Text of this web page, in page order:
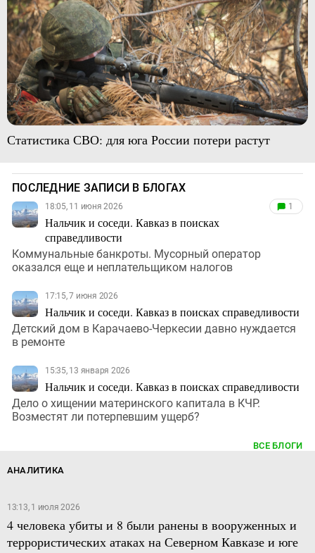
Статистика СВО: для юга России потери растут
ПОСЛЕДНИЕ ЗАПИСИ В БЛОГАХ
18:05, 11 июня 2026
Нальчик и соседи. Кавказ в поисках
справедливости
1
Коммунальные банкроты. Мусорный оператор
оказался еще и неплательщиком налогов
17:15, 7 июня 2026
Нальчик и соседи. Кавказ в поисках справедливости
Детский дом в Карачаево-Черкесии давно нуждается
в ремонте
15:35, 13 января 2026
Нальчик и соседи. Кавказ в поисках справедливости
Дело о хищении материнского капитала в КЧР.
Возместят ли потерпевшим ущерб?
ВСЕ БЛОГИ
АНАЛИТИКА
13:13, 1 июля 2026
4 человека убиты и 8 были ранены в вооруженных и
террористических атаках на Северном Кавказе и юге